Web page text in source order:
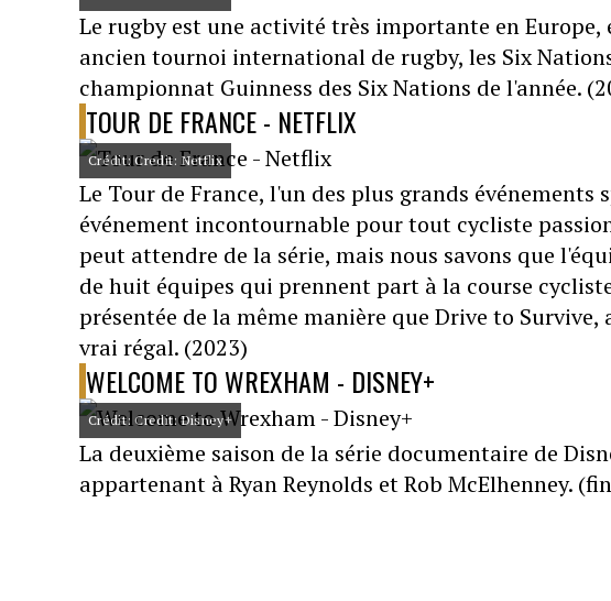
Le rugby est une activité très importante en
ancien tournoi international de rugby, les Six
championnat Guinness des Six Nations de l'année.
TOUR DE FRANCE - NETFLIX
Crédit: Credit: Netflix
Le Tour de France, l'un des plus grands
événement incontournable pour tout cycliste
peut attendre de la série, mais nous savons que
de huit équipes qui prennent part à la course
présentée de la même manière que Drive to
vrai régal. (2023)
WELCOME TO WREXHAM - DISNEY+
Crédit: Credit: Disney+
La deuxième saison de la série documentaire de
appartenant à Ryan Reynolds et Rob McElhenney.